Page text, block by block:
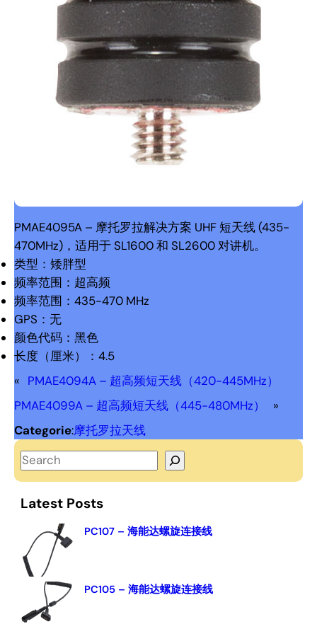
PMAE4095A – 摩托罗拉解决方案 UHF 短天线 (435-
470MHz)，适用于 SL1600 和 SL2600 对讲机。
类型：矮胖型
频率范围：超高频
频率范围：435-470 MHz
GPS：无
颜色代码：黑色
长度（厘米）：4.5
« PMAE4094A – 超高频短天线（420-445MHz）
PMAE4099A – 超高频短天线（445-480MHz）
»
Categorie:摩托罗拉天线
S
e
a
h
Latest Posts
PC107 – 海能达螺旋连接线
PC105 – 海能达螺旋连接线